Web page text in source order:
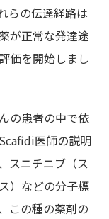
らの伝達経路は
が正常な発達途
価を開始しまし
の患者の中で依
医師の説明
スニチニブ（ス
）などの分子標
この種の薬剤の